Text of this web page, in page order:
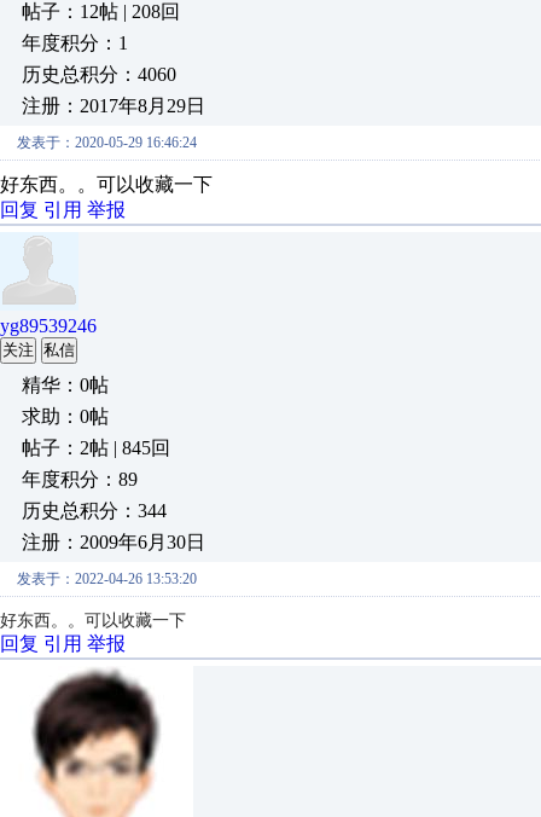
帖子：12帖 | 208回
年度积分：1
历史总积分：4060
注册：2017年8月29日
发表于：2020-05-29 16:46:24
好东西。。可以收藏一下
回复 引用 举报
yg89539246
关注 私信
精华：0帖
求助：0帖
帖子：2帖 | 845回
年度积分：89
历史总积分：344
注册：2009年6月30日
发表于：2022-04-26 13:53:20
好东西。。可以收藏一下
回复 引用 举报